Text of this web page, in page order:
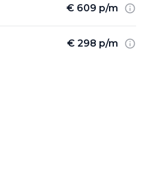
€ 609 p/m
€ 298 p/m